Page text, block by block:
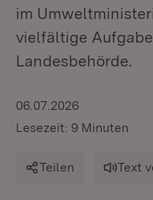
im
vielfältige
Landesbehörde.
06.07.2026
Lesezeit: 9 Minuten
Teilen Text